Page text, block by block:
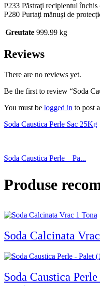
P233 Păstraţi recipientul închis
P280 Purtaţi mănuşi de
Greutate 999.99 kg
Reviews
There are no reviews yet.
Be the first to review “Soda
You must be logged in to post
Soda Caustica Perle Sac 25Kg
Soda Caustica Perle – Pa...
Produse
Soda Calcinata
Soda Caustica